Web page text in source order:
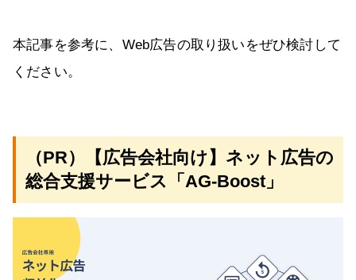
本記事を参考に、Web広告の取り扱いをぜひ検討して
ください。
（PR）【広告会社向け】ネット広告の
総合支援サービス「AG-Boost」